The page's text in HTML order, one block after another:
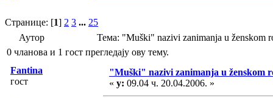
Странице: [1] 2 3 ... 25
Аутор
Тема: "Muški" nazivi zanimanja u ženskom
0 чланова и 1 гост прегледају ову тему.
Fantina
гост
"Muški" nazivi zanimanja u ženskom
« у: 09.04 ч. 20.04.2006. »